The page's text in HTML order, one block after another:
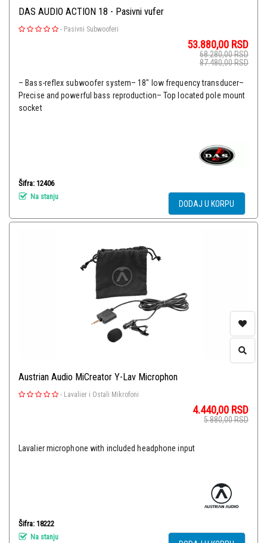
DAS AUDIO ACTION 18 - Pasivni vufer
- Pasivni Subwooferi
53.880,00 RSD
68.280,00RSD
87.480,00RSD
– Bass-reflex subwoofer system– 18″ low frequency transducer–
Precise and powerful bass reproduction– Top located pole mount
socket
Šifra: 12406
Na stanju
DODAJ U KORPU
Austrian Audio MiCreator Y-Lav Microphon
- Lavalier i Ostali Mikrofoni
4.440,00 RSD
5.880,00RSD
Lavalier microphone with included headphone input
Šifra: 18222
Na stanju